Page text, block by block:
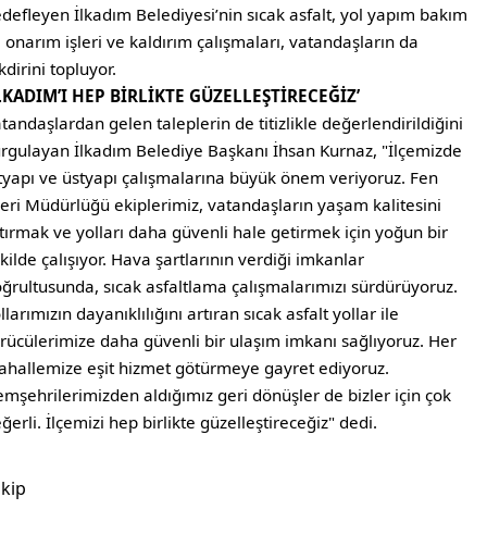
İlkadım Belediyesi’nin sıcak asfalt, yol yapım bakım
onarım işleri ve kaldırım çalışmaları, vatandaşların da
topluyor.
HEP BİRLİKTE GÜZELLEŞTİRECEĞİZ’
gelen taleplerin de titizlikle değerlendirildiğini
İlkadım Belediye Başkanı İhsan Kurnaz, "İlçemizde
ve üstyapı çalışmalarına büyük önem veriyoruz. Fen
Müdürlüğü ekiplerimiz, vatandaşların yaşam kalitesini
ve yolları daha güvenli hale getirmek için yoğun bir
çalışıyor. Hava şartlarının verdiği imkanlar
sıcak asfaltlama çalışmalarımızı sürdürüyoruz.
dayanıklılığını artıran sıcak asfalt yollar ile
daha güvenli bir ulaşım imkanı sağlıyoruz. Her
eşit hizmet götürmeye gayret ediyoruz.
aldığımız geri dönüşler de bizler için çok
İlçemizi hep birlikte güzelleştireceğiz" dedi.